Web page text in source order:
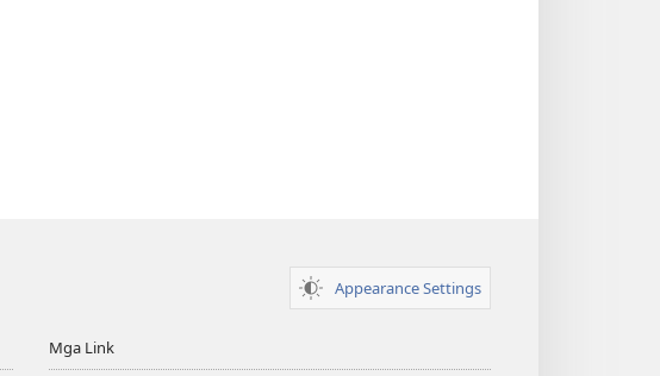
Appearance Settings
Mga Link